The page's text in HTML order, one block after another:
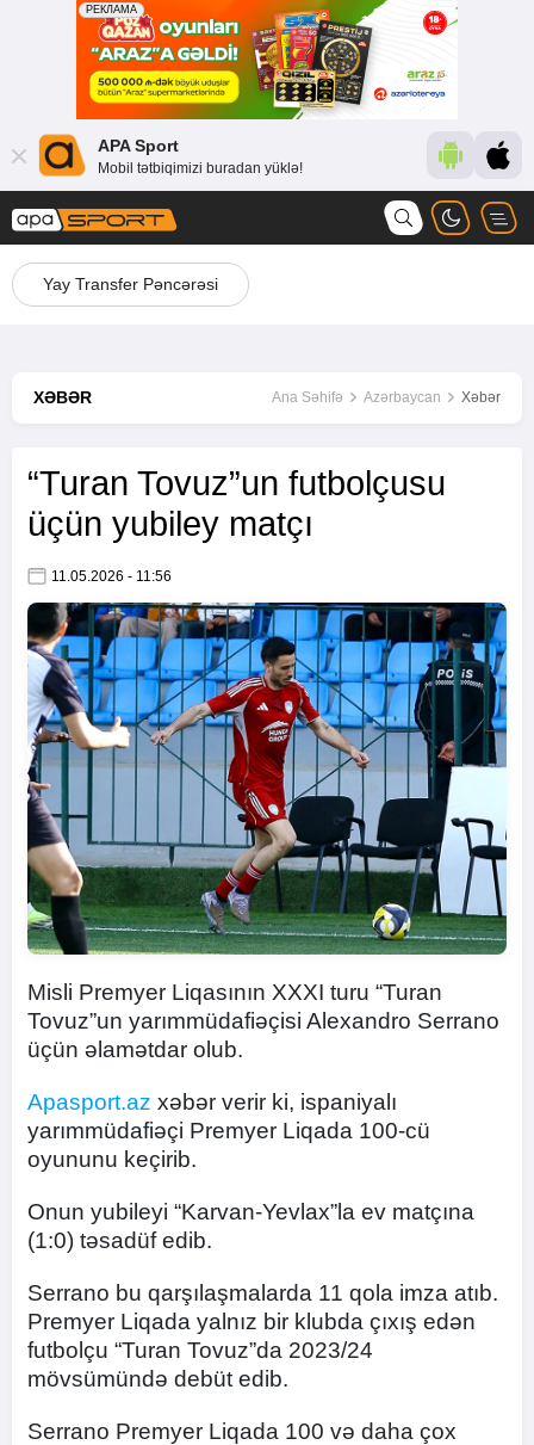
APA Sport
Mobil tətbiqimizi buradan yüklə!
Yay Transfer Pəncərəsi
XƏBƏR Ana Səhifə Azərbaycan Xəbər
“Turan Tovuz”un futbolçusu
üçün yubiley matçı
11.05.2026 - 11:56
Misli Premyer Liqasının XXXI turu “Turan
Tovuz”un yarımmüdafiəçisi Alexandro Serrano
üçün əlamətdar olub.
Apasport.az xəbər verir ki, ispaniyalı
yarımmüdafiəçi Premyer Liqada 100-cü
oyununu keçirib.
Onun yubileyi “Karvan-Yevlax”la ev matçına
(1:0) təsadüf edib.
Serrano bu qarşılaşmalarda 11 qola imza atıb.
Premyer Liqada yalnız bir klubda çıxış edən
futbolçu “Turan Tovuz”da 2023/24
mövsümündə debüt edib.
Serrano Premyer Liqada 100 və daha çox